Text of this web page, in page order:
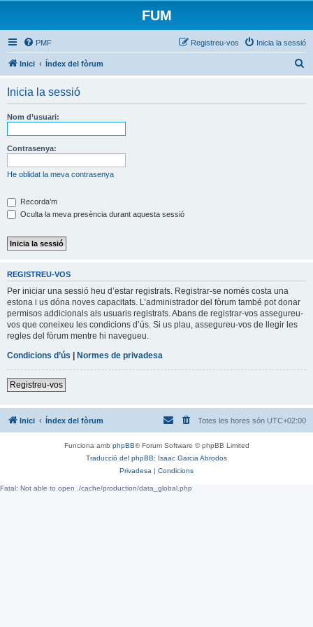
FUM
PMF Inicia la sessió
Registreu-vos
Inici Índex del fòrum
Inicia la sessió
Nom d’usuari:
Contrasenya:
He oblidat la meva contrasenya
Recorda’m
Oculta la meva presència durant aquesta sessió
REGISTREU-VOS
Per iniciar una sessió heu d’estar registrats. Registrar-se només costa una
estona i us dóna noves capacitats. L’administrador del fòrum també pot donar
permisos addicionals als usuaris registrats. Abans de registrar-vos assegureu-
vos que coneixeu les condicions d’ús. Si us plau, assegureu-vos de llegir les
regles del fòrum mentre hi navegueu.
Condicions d’ús | Normes de privadesa
Registreu-vos
Inici Índex del fòrum Totes les hores són UTC+02:00
Funciona amb phpBB® Forum Software © phpBB Limited
Traducció del phpBB: Isaac Garcia Abrodos
Privadesa | Condicions
Fatal: Not able to open ./cache/production/data_global.php